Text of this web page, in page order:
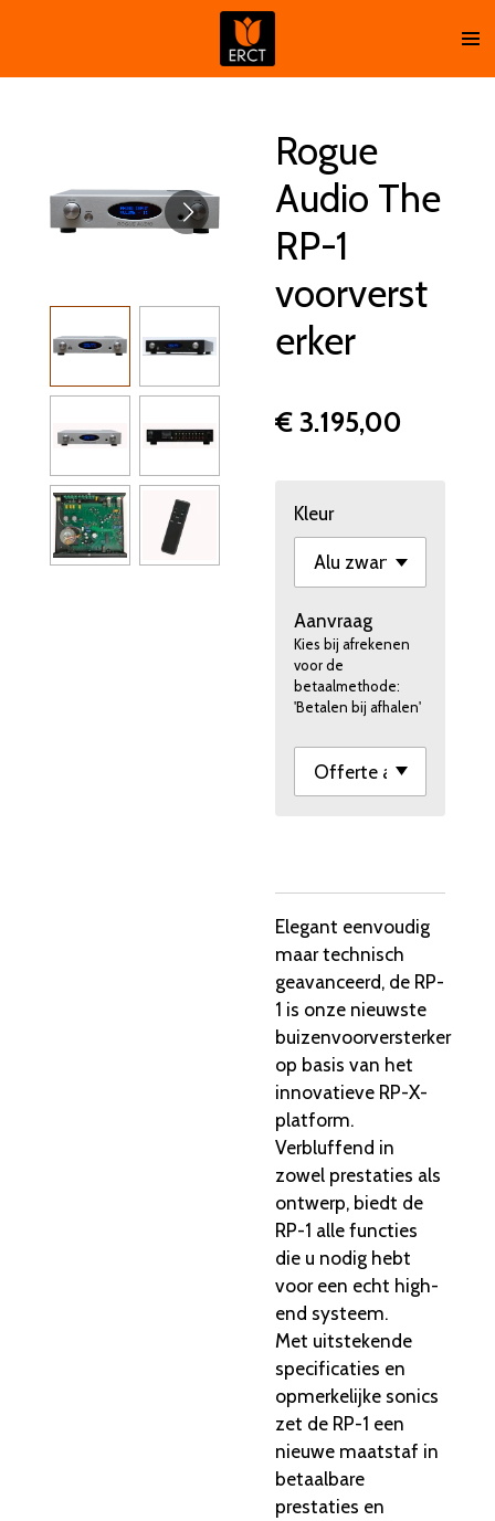
naar
Rogue
Audio The
RP-1
voorverst
erker
€ 3.195,00
Kleur
Aanvraag
Kies bij afrekenen
voor de
betaalmethode:
'Betalen bij afhalen'
Elegant eenvoudig
maar technisch
geavanceerd, de RP-
1 is onze nieuwste
buizenvoorversterker
op basis van het
innovatieve RP-X-
platform.
Verbluffend in
zowel prestaties als
ontwerp, biedt de
RP-1 alle functies
die u nodig hebt
voor een echt high-
end systeem.
Met uitstekende
specificaties en
opmerkelijke sonics
zet de RP-1 een
nieuwe maatstaf in
betaalbare
prestaties en